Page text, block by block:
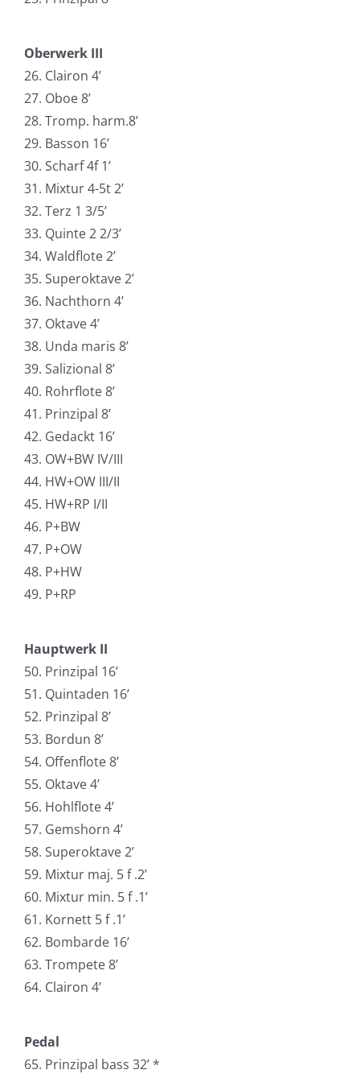
Oberwerk III
26. Clairon 4’
27. Oboe 8’
28. Tromp. harm.8’
29. Basson 16’
30. Scharf 4f 1’
31. Mixtur 4-5t 2’
32. Terz 1 3/5’
33. Quinte 2 2/3’
34. Waldflote 2’
35. Superoktave 2’
36. Nachthorn 4’
37. Oktave 4’
38. Unda maris 8’
39. Salizional 8’
40. Rohrflote 8’
41. Prinzipal 8’
42. Gedaсkt 16’
43. OW+BW IV/III
44. HW+OW III/II
45. HW+RP I/II
46. P+BW
47. P+OW
48. P+HW
49. P+RP
Hauptwerk II
50. Prinzipal 16’
51. Quintaden 16’
52. Prinzipal 8’
53. Bordun 8’
54. Offenflote 8’
55. Oktave 4’
56. Hohlflote 4’
57. Gemshorn 4’
58. Superoktave 2’
59. Mixtur maj. 5 f .2’
60. Mixtur min. 5 f .1’
61. Kornett 5 f .1’
62. Bombarde 16’
63. Trompete 8’
64. Clairon 4’
Pedal
65. Prinzipal bass 32’ *